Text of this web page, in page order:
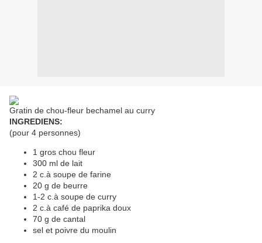
Gratin de chou-fleur bechamel au curry
INGREDIENS:
(pour 4 personnes)
1 gros chou fleur
300 ml de lait
2 c.à soupe de farine
20 g de beurre
1-2 c.à soupe de curry
2 c.à café de paprika doux
70 g de cantal
sel et poivre du moulin